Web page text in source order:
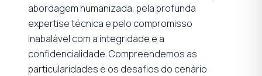
abordagem humanizada, pela profunda
expertise técnica e pelo compromisso
inabalável com a integridade e a
confidencialidade. Compreendemos as
particularidades e os desafios do cenário